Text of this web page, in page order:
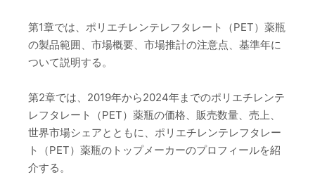
第1章では、ポリエチレンテレフタレート（PET）薬瓶
の製品範囲、市場概要、市場推計の注意点、基準年に
ついて説明する。
第2章では、2019年から2024年までのポリエチレンテ
レフタレート（PET）薬瓶の価格、販売数量、売上、
世界市場シェアとともに、ポリエチレンテレフタレー
ト（PET）薬瓶のトップメーカーのプロフィールを紹
介する。